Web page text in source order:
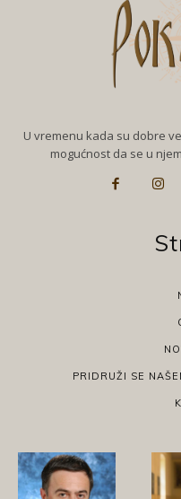
U vremenu kada su dobre
mogućnost da se u
PRIDRUŽI SE